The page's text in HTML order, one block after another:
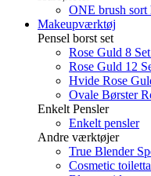
ONE brush sort
Makeupværktøj
Pensel borst set
Rose Guld 8
Rose Guld 12
Hvide Rose
Ovale Børster
Enkelt Pensler
Enkelt pensler
Andre værktøjer
True Blender
Cosmetic